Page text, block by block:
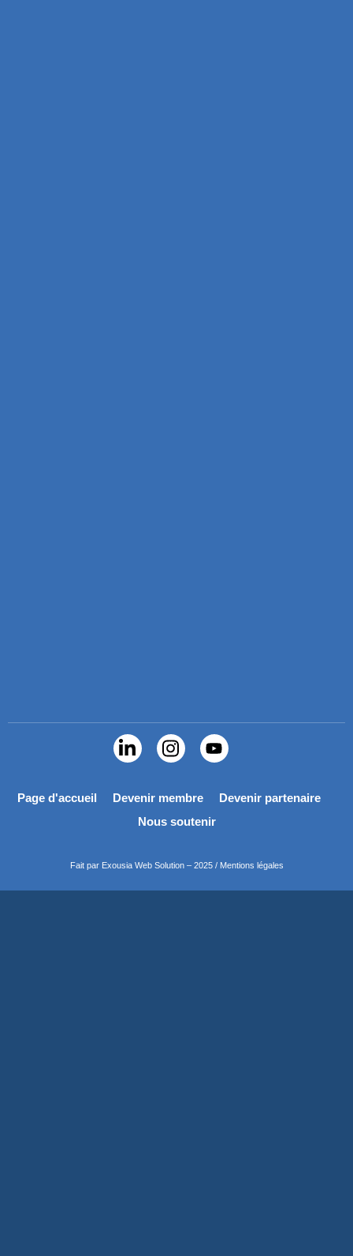
Page d'accueil Devenir membre
Devenir partenaire
Nous soutenir
Fait par Exousia Web Solution – 2025 / Mentions légales